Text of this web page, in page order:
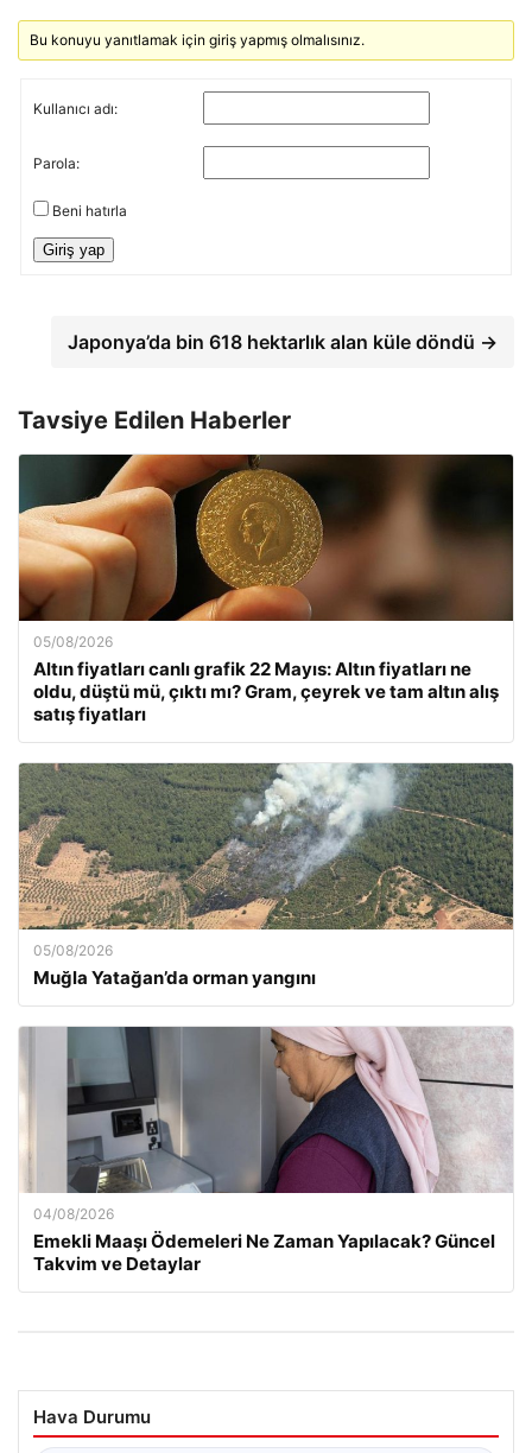
Bu konuyu yanıtlamak için giriş yapmış olmalısınız.
Kullanıcı adı:
Parola:
Beni hatırla
Giriş yap
Japonya’da bin 618 hektarlık alan küle döndü →
Tavsiye Edilen Haberler
05/08/2026
Altın fiyatları canlı grafik 22 Mayıs: Altın fiyatları ne
oldu, düştü mü, çıktı mı? Gram, çeyrek ve tam altın alış
satış fiyatları
05/08/2026
Muğla Yatağan’da orman yangını
04/08/2026
Emekli Maaşı Ödemeleri Ne Zaman Yapılacak? Güncel
Takvim ve Detaylar
Hava Durumu